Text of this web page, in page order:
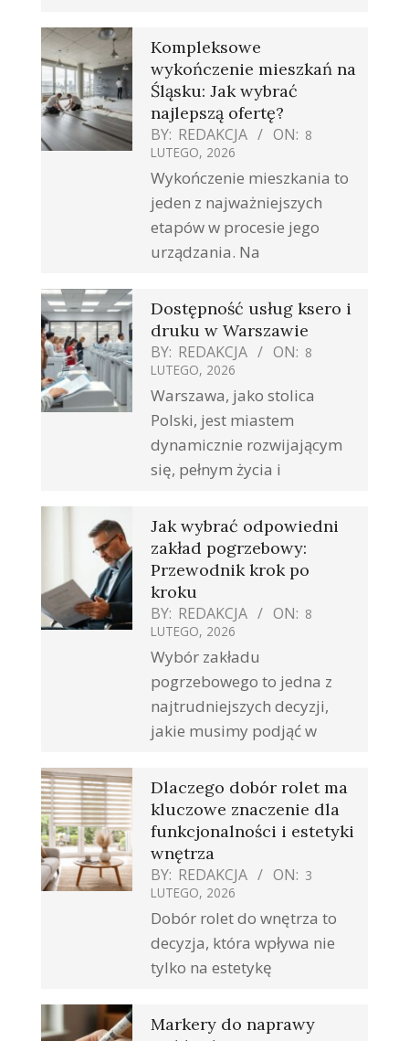
Kompleksowe
wykończenie mieszkań na
Śląsku: Jak wybrać
najlepszą ofertę?
BY: REDAKCJA ON: 8
LUTEGO, 2026
Wykończenie mieszkania to
jeden z najważniejszych
etapów w procesie jego
urządzania. Na
Dostępność usług ksero i
druku w Warszawie
BY: REDAKCJA ON: 8
LUTEGO, 2026
Warszawa, jako stolica
Polski, jest miastem
dynamicznie rozwijającym
się, pełnym życia i
Jak wybrać odpowiedni
zakład pogrzebowy:
Przewodnik krok po
kroku
BY: REDAKCJA ON: 8
LUTEGO, 2026
Wybór zakładu
pogrzebowego to jedna z
najtrudniejszych decyzji,
jakie musimy podjąć w
Dlaczego dobór rolet ma
kluczowe znaczenie dla
funkcjonalności i estetyki
wnętrza
BY: REDAKCJA ON: 3
LUTEGO, 2026
Dobór rolet do wnętrza to
decyzja, która wpływa nie
tylko na estetykę
Markery do naprawy